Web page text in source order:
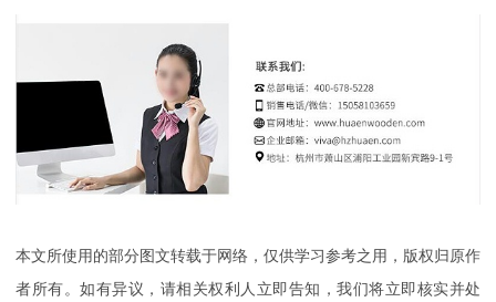
本文所使用的部分图文转载于网络，仅供学习参考之用，版权归原作
者所有。如有异议，请相关权利人立即告知，我们将立即核实并处